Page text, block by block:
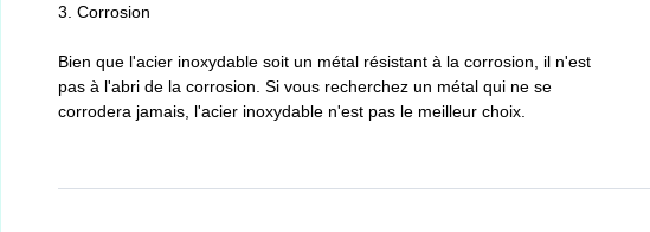
3. Corrosion
Bien que l'acier inoxydable soit un métal résistant à la corrosion, il n'est
pas à l'abri de la corrosion. Si vous recherchez un métal qui ne se
corrodera jamais, l'acier inoxydable n'est pas le meilleur choix.